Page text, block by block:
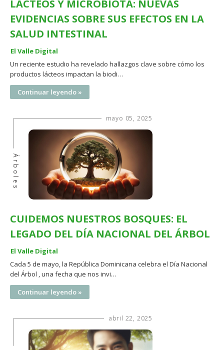
LÁCTEOS Y MICROBIOTA: NUEVAS
EVIDENCIAS SOBRE SUS EFECTOS EN LA
SALUD INTESTINAL
El Valle Digital
Un reciente estudio ha revelado hallazgos clave sobre cómo los
productos lácteos impactan la biodi…
Continuar leyendo »
mayo 05, 2025
Árboles
CUIDEMOS NUESTROS BOSQUES: EL
LEGADO DEL DÍA NACIONAL DEL ÁRBOL
El Valle Digital
Cada 5 de mayo, la República Dominicana celebra el Día Nacional
del Árbol , una fecha que nos invi…
Continuar leyendo »
abril 22, 2025